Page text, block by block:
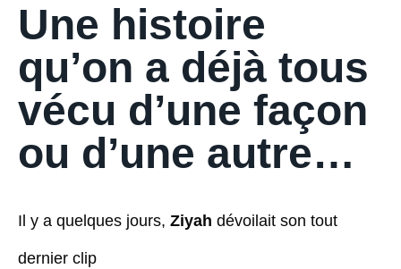
Une histoire
qu’on a déjà tous
vécu d’une façon
ou d’une autre…
Il y a quelques jours, Ziyah dévoilait son tout
dernier clip